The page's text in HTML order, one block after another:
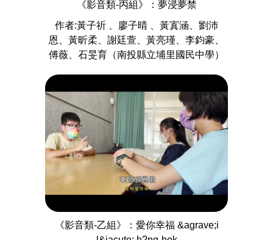
《影音類-丙組》：夢浸夢禁
作者:黃子祈 、廖子晴 、黃寘涵、劉沛
恩、黃昕柔、謝廷萱、黃亮瑾、李鈞豪、
傅薇、石旻育（南投縣立埔里國民中學）
《影音類-乙組》：愛你幸福 &agrave;i